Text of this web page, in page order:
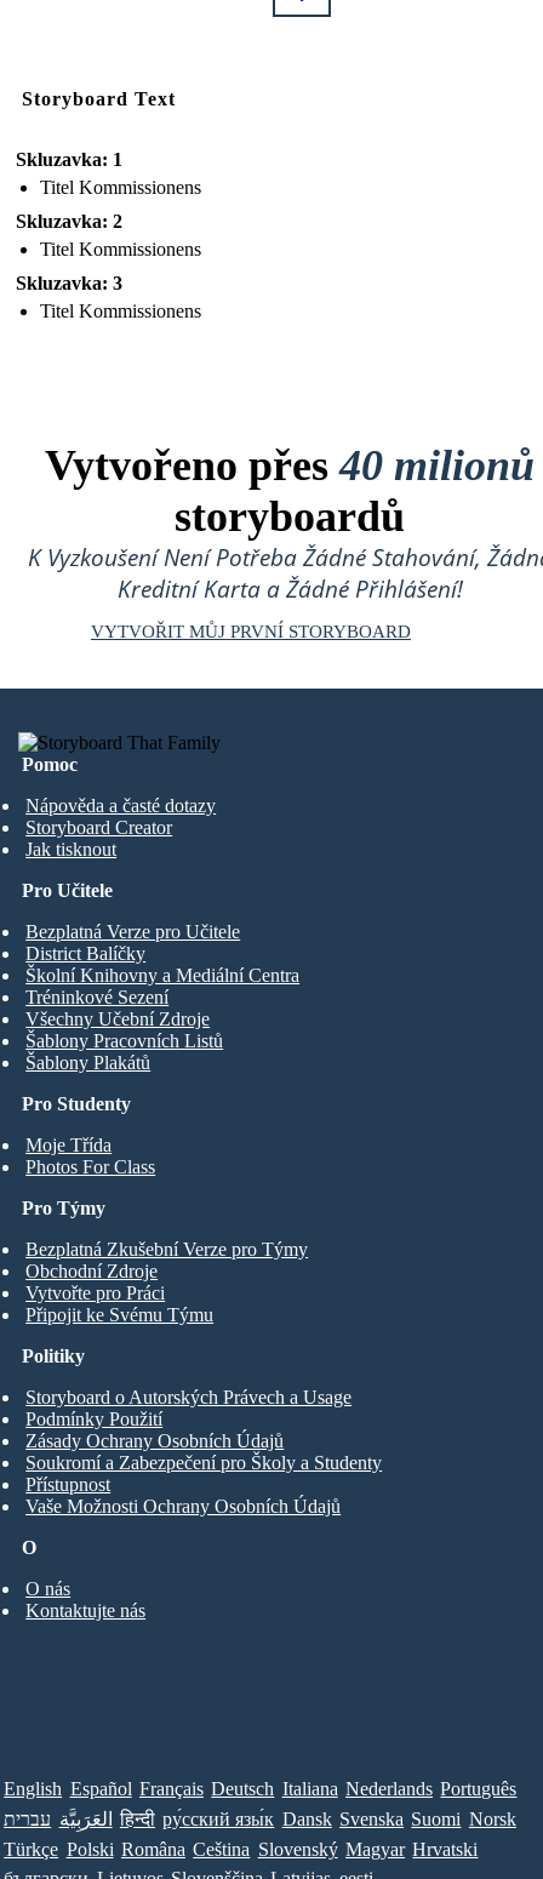
Storyboard Text
Skluzavka: 1
Titel Kommissionens
Skluzavka: 2
Titel Kommissionens
Skluzavka: 3
Titel Kommissionens
Vytvořeno přes40 milionů
storyboardů
K Vyzkoušení Není Potřeba Žádné Stahování,
Kreditní Karta a Žádné Přihlášení!
VYTVOŘIT MŮJ PRVNÍ STORYBOARD
Pomoc
Nápověda a časté dotazy
Storyboard Creator
Jak tisknout
Pro Studenty
Moje Třída
Photos For Class
Pro Učitele
Bezplatná Verze pro Učitele
District Balíčky
Školní Knihovny a Mediální Centra
Tréninkové Sezení
Všechny Učební Zdroje
Šablony Pracovních Listů
Šablony Plakátů
Pro Týmy
Bezplatná Zkušební Verze pro Týmy
Obchodní Zdroje
Vytvořte pro Práci
Připojit ke Svému Týmu
O
O nás
Kontaktujte nás
Politiky
Storyboard o Autorských Právech a Usage
Podmínky Použití
Zásady Ochrany Osobních Údajů
Soukromí a Zabezpečení pro Školy a Studenty
Přístupnost
Vaše Možnosti Ochrany Osobních Údajů
English Español Français Deutsch Italiana Nederlands Português
עברית العَرَبِيَّة हिन्दी ру́сский язы́к Dansk Svenska Suomi Norsk
Türkçe Polski Româna Ceština Slovenský Magyar Hrvatski